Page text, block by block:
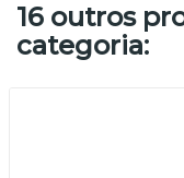
16 outros
categoria: